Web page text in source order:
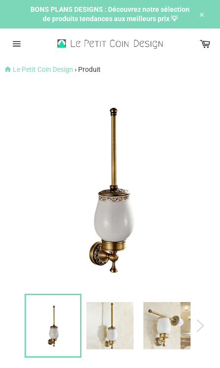
BONS PLANS DESIGNS : Découvrez notre sélection
de produits tendances aux meilleurs prix 💡
Le Petit Coin Design › Produit